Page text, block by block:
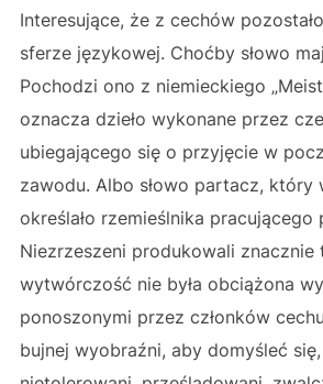
Interesujące, że z cechów
sferze językowej. Choćby słowo
Pochodzi ono z niemieckiego
oznacza dzieło wykonane przez
ubiegającego się o przyjęcie w
zawodu. Albo słowo partacz, który
określało rzemieślnika pracującego
Niezrzeszeni produkowali znacznie
wytwórczość nie była obciążona
ponoszonymi przez członków
bujnej wyobraźni, aby domyśleć